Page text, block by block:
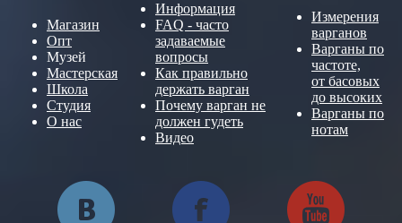
Магазин
Опт
Музей
Мастерская
Школа
Студия
О нас
Информация
FAQ - часто
задаваемые
вопросы
Как правильно
держать варган
Почему варган не
должен гудеть
Видео
Измерения
варганов
Варганы по
частоте,
от басовых
до высоких
Варганы по
нотам